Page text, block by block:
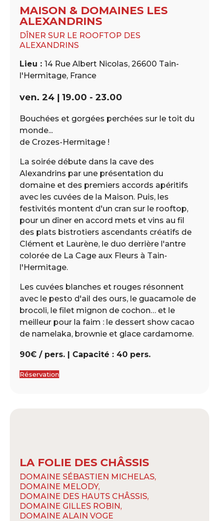
MAISON & DOMAINES LES
ALEXANDRINS
DÎNER SUR LE ROOFTOP DES
ALEXANDRINS
Lieu : 14 Rue Albert Nicolas, 26600 Tain-
l'Hermitage, France
ven. 24 | 19.00 - 23.00
Bouchées et gorgées perchées sur le toit du
monde...
de Crozes-Hermitage !
La soirée débute dans la cave des
Alexandrins par une présentation du
domaine et des premiers accords apéritifs
avec les cuvées de la Maison. Puis, les
festivités montent d'un cran sur le rooftop,
pour un dîner en accord mets et vins au fil
des plats bistrotiers ascendants créatifs de
Clément et Laurène, le duo derrière l'antre
colorée de La Cage aux Fleurs à Tain-
l'Hermitage.
Les cuvées blanches et rouges résonnent
avec le pesto d'ail des ours, le guacamole de
brocoli, le filet mignon de cochon… et le
meilleur pour la faim : le dessert show cacao
de namelaka, brownie et glace cardamome.
90€ / pers. | Capacité : 40 pers.
Réservation
LA FOLIE DES CHÂSSIS
DOMAINE SÉBASTIEN MICHELAS,
DOMAINE MELODY,
DOMAINE DES HAUTS CHÂSSIS,
DOMAINE GILLES ROBIN,
DOMAINE ALAIN VOGE